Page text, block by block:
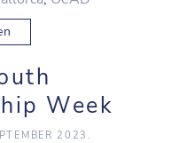
Week
2023.